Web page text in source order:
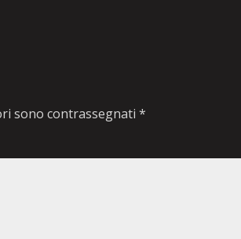
sono contrassegnati*